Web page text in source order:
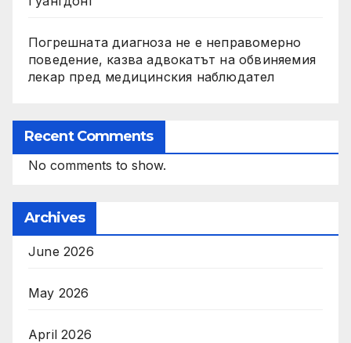
Погрешната диагноза не е неправомерно
поведение, казва адвокатът на обвиняемия
лекар пред медицинския наблюдател
Recent Comments
No comments to show.
Archives
June 2026
May 2026
April 2026